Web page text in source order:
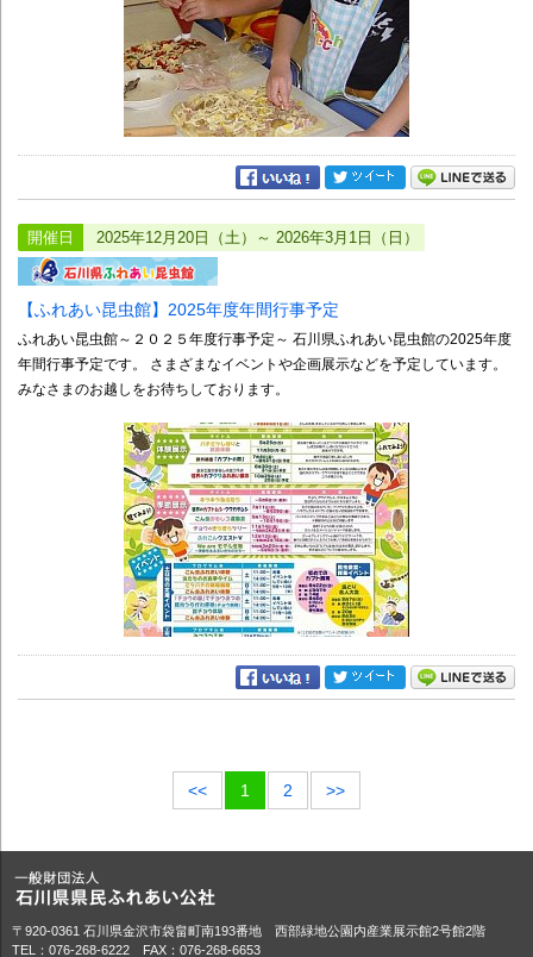
開催日 2025年12月20日（土）～ 2026年3月1日（日）
【ふれあい昆虫館】2025年度年間行事予定
ふれあい昆虫館～２０２５年度行事予定～ 石川県ふれあい昆虫館の2025年度
年間行事予定です。 さまざまなイベントや企画展示などを予定しています。
みなさまのお越しをお待ちしております。
<< 1 2 >>
〒920-0361 石川県金沢市袋畠町南193番地 西部緑地公園内産業展示館2号館2階
TEL：076-268-6222 FAX：076-268-6653